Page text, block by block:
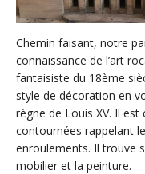
Chemin faisant, notre
connaissance de l’art
fantaisiste du 18ème
style de décoration en
règne de Louis XV. Il
contournées rappelant
enroulements. Il trouve
mobilier et la peinture.